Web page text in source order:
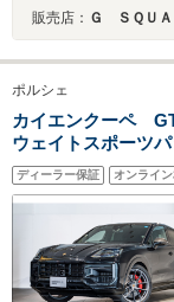
販売店： Ｇ ＳＱＵ
ポルシェ
カイエンクーペ
ウェイトスポーツ
グ 22インチ GTデ
ア 前後シートヒ
ーガラス
ディーラー保証 オンライ